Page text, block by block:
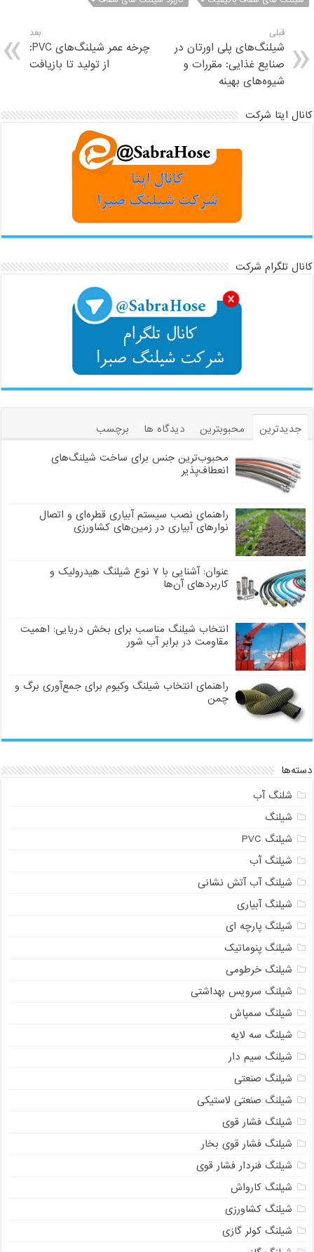
قبلی
شیلنگ‌های پلی اورتان در
صنایع غذایی: مقررات و
شیوه‌های بهینه
بعد
چرخه عمر شیلنگ‌های PVC:
از تولید تا بازیافت
ایتا شرکت
تلگرام شرکت
جدیدترین محبوبترین دیدگاه ها
برچسب
محبوب‌ترین جنس برای ساخت شیلنگ‌های
انعطاف‌پذیر
راهنمای نصب سیستم آبیاری قطره‌ای و اتصال
نوارهای آبیاری در زمین‌های کشاورزی
عنوان: آشنایی با ۷ نوع شیلنگ هیدرولیک و
کاربردهای آن‌ها
انتخاب شیلنگ مناسب برای بخش دریایی: اهمیت
مقاومت در برابر آب شور
راهنمای انتخاب شیلنگ وکیوم برای جمع‌آوری برگ و
چمن
شلنگ آب
شیلنگ
شیلنگ PVC
شیلنگ آب
شیلنگ آب آتش نشانی
شیلنگ آبیاری
شیلنگ پارچه ای
شیلنگ پنوماتیک
شیلنگ خرطومی
شیلنگ سرویس بهداشتی
شیلنگ سمپاش
شیلنگ سه لایه
شیلنگ سیم دار
شیلنگ صنعتی
شیلنگ صنعتی لاستیکی
شیلنگ فشار قوی
شیلنگ فشار قوی بخار
شیلنگ فنردار فشار قوی
شیلنگ کارواش
شیلنگ کشاورزی
شیلنگ کولر گازی